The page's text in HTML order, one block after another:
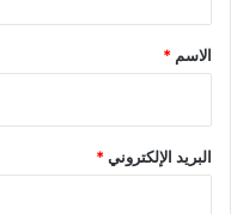
*
الاسم *
البريد الإلكتروني*